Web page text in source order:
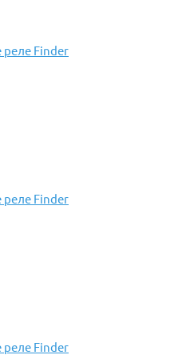
реле Finder
реле Finder
реле Finder